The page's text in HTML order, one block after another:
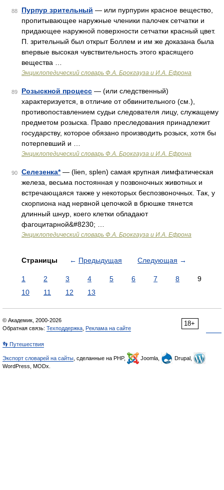
88 Пурпур зрительный — или пурпурин красное вещество,
пропитывающее наружные членики палочек сетчатки и
придающее наружной поверхности сетчатки красный цвет.
П. зрительный был открыт Боллем и им же доказана была
впервые высокая чувствительность этого красящего
вещества …
Энциклопедический словарь Ф.А. Брокгауза и И.А. Ефрона
89 Розыскной процесс — (или следственный)
характеризуется, в отличие от обвинительного (см.),
противопоставлением судьи следователя лицу, служащему
предметом розыска. Право преследования принадлежит
государству, которое обязано производить розыск, хотя бы
потерпевший и …
Энциклопедический словарь Ф.А. Брокгауза и И.А. Ефрона
90 Селезенка*— (lien, splen) самая крупная лимфатическая
железа, весьма постоянная у позвоночных животных и
встречающаяся также у некоторых беcпозвоночных. Так, у
скорпиона над нервной цепочкой в брюшке тянется
длинный шнур, коего клетки обладают
фагоцитарной&#8230; …
Энциклопедический словарь Ф.А. Брокгауза и И.А. Ефрона
Страницы ← Предыдущая Следующая →
1 2 3 4 5 6 7 8
9
10
11 12 13
18+
© Академик, 2000-2026
Обратная связь: Техподдержка Реклама на сайте
👣 Путешествия
Экспорт словарей на сайты , сделанные на PHP, Joomla,
Drupal,
WordPress, MODx.